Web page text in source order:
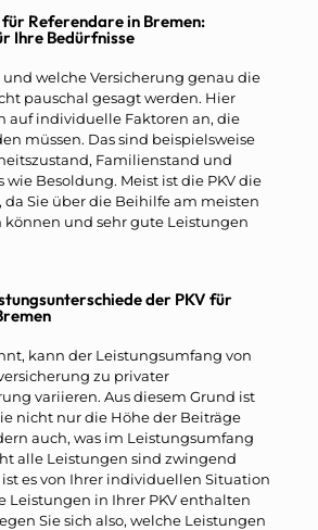
Referendare in Bremen:
Ihre Bedürfnisse
und welche Versicherung genau die
pauschal gesagt werden. Hier
auf individuelle Faktoren an, die
müssen. Das sind beispielsweise
Familienstand und
Besoldung. Meist ist die PKV die
da Sie über die Beihilfe am meisten
können und sehr gute Leistungen
der PKV für
kann der Leistungsumfang von
zu privater
variieren. Aus diesem Grund ist
nicht nur die Höhe der Beiträge
auch, was im Leistungsumfang
alle Leistungen sind zwingend
es von Ihrer individuellen Situation
Leistungen in Ihrer PKV enthalten
Sie sich also, welche Leistungen